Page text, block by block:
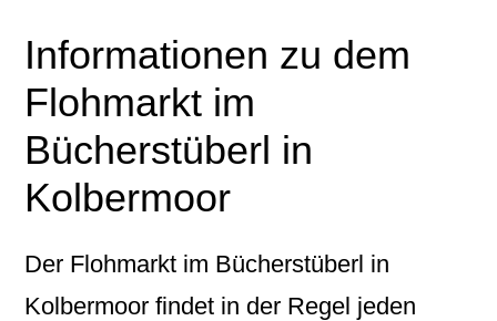
Informationen zu dem
Flohmarkt im
Bücherstüberl in
Kolbermoor
Der Flohmarkt im Bücherstüberl in
Kolbermoor findet in der Regel jeden